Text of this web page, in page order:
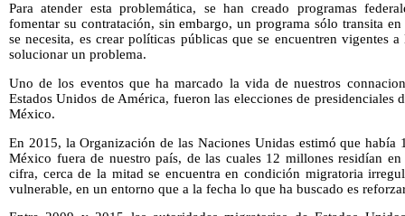
Para atender esta problemática, se han creado programas
fomentar su contratación, sin embargo, un programa sólo transita
se necesita, es crear políticas públicas que se encuentren vigentes
solucionar un problema.
Uno de los eventos que ha marcado la vida de nuestros
Estados Unidos de América, fueron las elecciones de presidenciales
México.
En 2015, la Organización de las Naciones Unidas estimó que había
México fuera de nuestro país, de las cuales 12 millones residían
cifra, cerca de la mitad se encuentra en condición migratoria
vulnerable, en un entorno que a la fecha lo que ha buscado es